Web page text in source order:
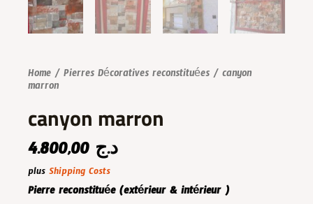
Home/ Pierres Décoratives reconstituées/ canyon
marron
canyon marron
د.ج 4.800,00
plus Shipping Costs
Pierre reconstituée (extérieur & intérieur )